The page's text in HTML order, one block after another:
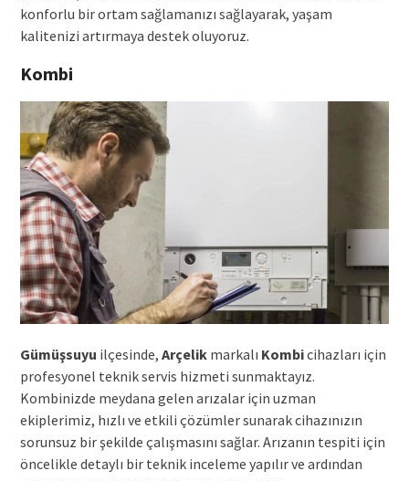
konforlu bir ortam sağlamanızı sağlayarak, yaşam
kalitenizi artırmaya destek oluyoruz.
Kombi
Gümüşsuyu ilçesinde, Arçelikmarkalı Kombicihazları için
profesyonel teknik servis hizmeti sunmaktayız.
Kombinizde meydana gelen arızalar için uzman
ekiplerimiz, hızlı ve etkili çözümler sunarak cihazınızın
sorunsuz bir şekilde çalışmasını sağlar. Arızanın tespiti için
öncelikle detaylı bir teknik inceleme yapılır ve ardından